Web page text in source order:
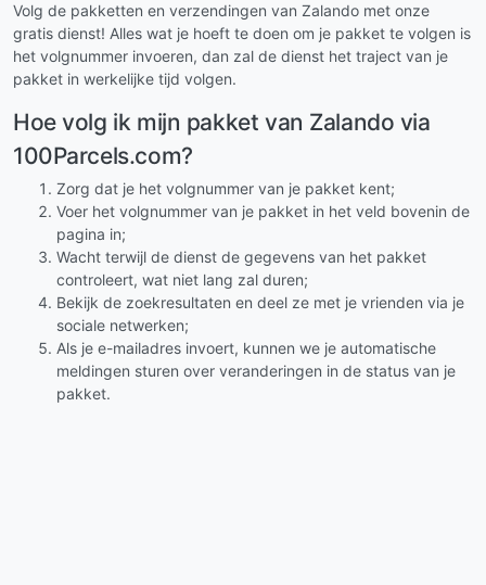
Volg de pakketten en verzendingen van Zalando met onze
gratis dienst! Alles wat je hoeft te doen om je pakket te volgen is
het volgnummer invoeren, dan zal de dienst het traject van je
pakket in werkelijke tijd volgen.
Hoe volg ik mijn pakket van Zalando via
100Parcels.com?
Zorg dat je het volgnummer van je pakket kent;
Voer het volgnummer van je pakket in het veld bovenin de
pagina in;
Wacht terwijl de dienst de gegevens van het pakket
controleert, wat niet lang zal duren;
Bekijk de zoekresultaten en deel ze met je vrienden via je
sociale netwerken;
Als je e-mailadres invoert, kunnen we je automatische
meldingen sturen over veranderingen in de status van je
pakket.